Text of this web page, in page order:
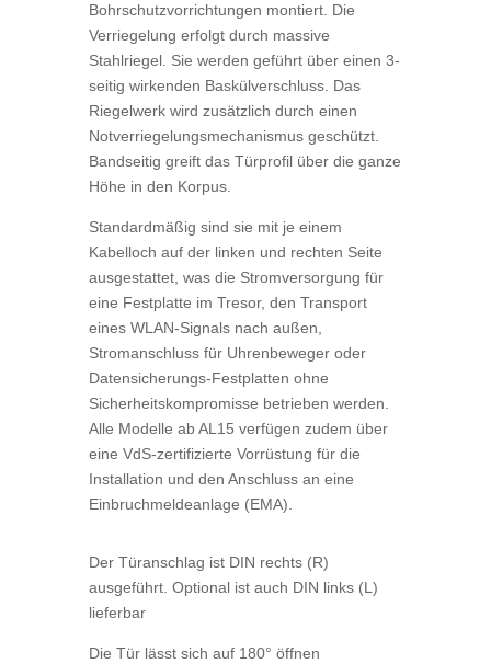
Bohrschutzvorrichtungen montiert. Die
Verriegelung erfolgt durch massive
Stahlriegel. Sie werden geführt über einen 3-
seitig wirkenden Baskülverschluss. Das
Riegelwerk wird zusätzlich durch einen
Notverriegelungsmechanismus geschützt.
Bandseitig greift das Türprofil über die ganze
Höhe in den Korpus.
Standardmäßig sind sie mit je einem
Kabelloch auf der linken und rechten Seite
ausgestattet, was die Stromversorgung für
eine Festplatte im Tresor, den Transport
eines WLAN-Signals nach außen,
Stromanschluss für Uhrenbeweger oder
Datensicherungs-Festplatten ohne
Sicherheitskompromisse betrieben werden.
Alle Modelle ab AL15 verfügen zudem über
eine VdS-zertifizierte Vorrüstung für die
Installation und den Anschluss an eine
Einbruchmeldeanlage (EMA).
Der Türanschlag ist DIN rechts (R)
ausgeführt. Optional ist auch DIN links (L)
lieferbar
Die Tür lässt sich auf 180° öffnen